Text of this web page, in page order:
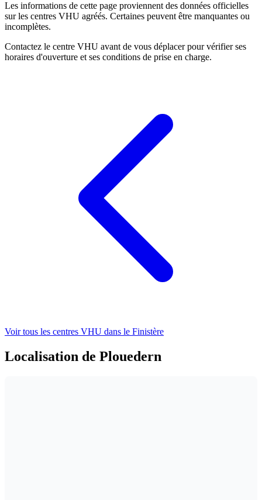
Les informations de cette page proviennent des données officielles
sur les centres VHU agréés. Certaines peuvent être manquantes ou
incomplètes.
Contactez le centre VHU avant de vous déplacer pour vérifier ses
horaires d'ouverture et ses conditions de prise en charge.
Voir tous les centres VHU dans le Finistère
Localisation de Plouedern